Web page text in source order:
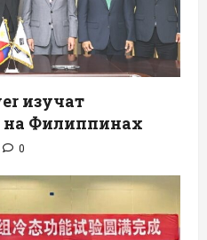
изучат
на Филиппинах
0